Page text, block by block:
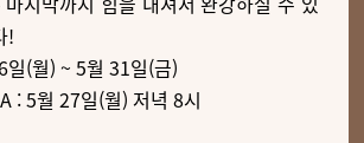
!
일(월) ~ 5월 31일(금)
: 5월 27일(월) 저녁 8시